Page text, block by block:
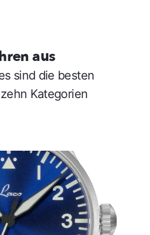
aus
sind die besten
Kategorien